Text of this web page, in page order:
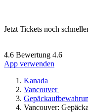
Jetzt Tickets noch
4.6 Bewertung 4.6
App verwenden
Kanada
Vancouver
Vancouver: